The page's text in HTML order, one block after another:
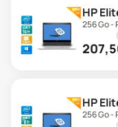
HP
256 Go -
HP
256 Go -